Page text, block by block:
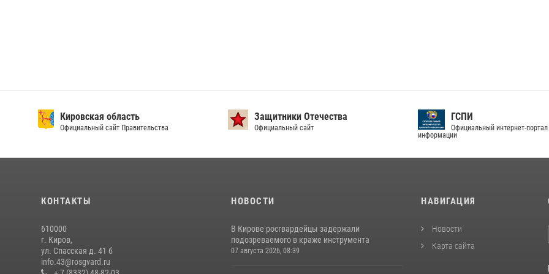
Кировская область
Официальный сайт Правительства
Защитники Отечества
Официальный сайт
ГСПИ
Официальный интернет-
информации
КОНТАКТЫ
610000
г. Киров,
ул. Спасская д. 41 б
info.43@rosgvard.ru
НОВОСТИ
В Кирове росгвардейцы задержали
подозреваемого в краже инструмента
07 августа 2026, 08:39
НАВИГАЦИЯ
Новости
Карта сайта